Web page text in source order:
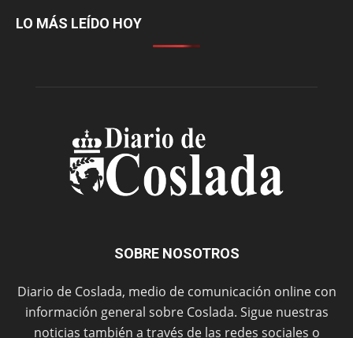
LO MÁS LEÍDO HOY
SOBRE NOSOTROS
Diario de Coslada, medio de comunicación online con
información general sobre Coslada. Sigue nuestras
noticias también a través de las redes sociales o